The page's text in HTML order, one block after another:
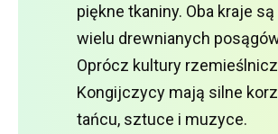
piękne tkaniny. Oba kraje
wielu drewnianych
Oprócz kultury
Kongijczycy mają silne
tańcu, sztuce i muzyce.